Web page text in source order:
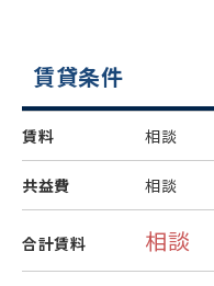
賃貸条件
賃料 相談
共益費 相談
合計賃料 相談